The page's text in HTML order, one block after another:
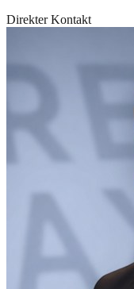
Direkter Kontakt